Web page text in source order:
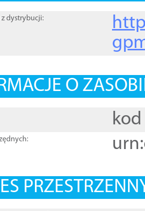
z dystrybucji:
O
kod